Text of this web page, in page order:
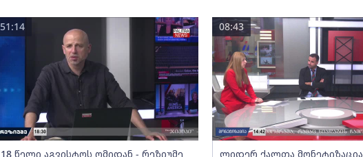
18 წელი აგვისტოს ომიდან - რეზიუმე
51:14
ლიდერ ქალთა მონეტიზაცია
08:43